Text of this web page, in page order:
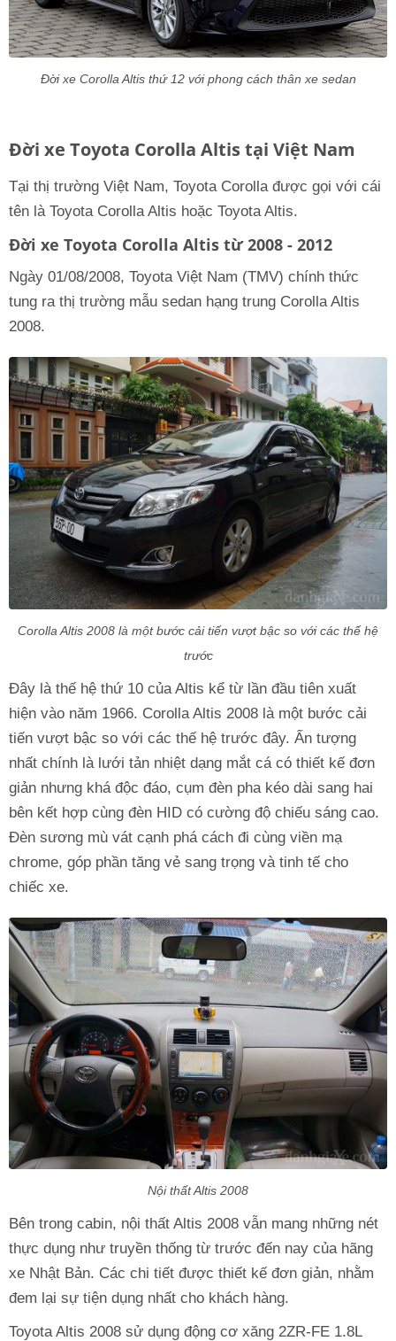
Đời xe Corolla Altis thứ 12 với phong cách thân xe sedan
Đời xe Toyota Corolla Altis tại Việt Nam
Tại thị trường Việt Nam, Toyota Corolla được gọi với cái
tên là Toyota Corolla Altis hoặc Toyota Altis.
Đời xe Toyota Corolla Altis từ 2008 - 2012
Ngày 01/08/2008, Toyota Việt Nam (TMV) chính thức
tung ra thị trường mẫu sedan hạng trung Corolla Altis
2008.
Corolla Altis 2008 là một bước cải tiến vượt bậc so với các thế hệ
trước
Đây là thế hệ thứ 10 của Altis kể từ lần đầu tiên xuất
hiện vào năm 1966. Corolla Altis 2008 là một bước cải
tiến vượt bậc so với các thế hệ trước đây. Ấn tượng
nhất chính là lưới tản nhiệt dạng mắt cá có thiết kế đơn
giản nhưng khá độc đáo, cụm đèn pha kéo dài sang hai
bên kết hợp cùng đèn HID có cường độ chiếu sáng cao.
Đèn sương mù vát cạnh phá cách đi cùng viền mạ
chrome, góp phần tăng vẻ sang trọng và tinh tế cho
chiếc xe.
Nội thất Altis 2008
Bên trong cabin, nội thất Altis 2008 vẫn mang những nét
thực dụng như truyền thống từ trước đến nay của hãng
xe Nhật Bản. Các chi tiết được thiết kế đơn giản, nhằm
đem lại sự tiện dụng nhất cho khách hàng.
Toyota Altis 2008 sử dụng động cơ xăng 2ZR-FE 1.8L